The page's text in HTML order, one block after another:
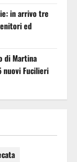
in arrivo tre
ed
di Martina
nuovi Fucilieri